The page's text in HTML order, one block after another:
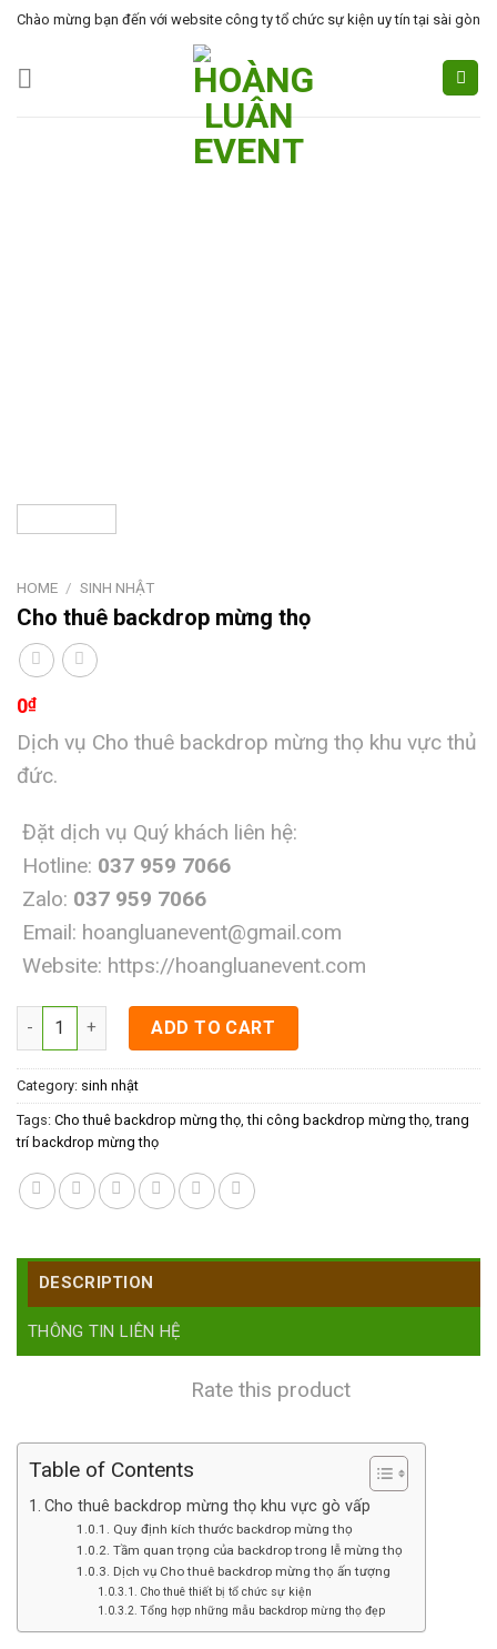
Skip
content
Chào mừng bạn đến với website công ty tổ chức sự kiện uy tín tại sài gòn
HOME / SINH NHẬT
Cho thuê backdrop mừng thọ
0₫
Dịch vụ Cho thuê backdrop mừng thọ khu vực thủ
đức.
Đặt dịch vụ Quý khách liên hệ:
Hotline: 037 959 7066
Zalo: 037 959 7066
Email: hoangluanevent@gmail.com
Website: https://hoangluanevent.com
Cho thuê backdrop mừng thọ quantity
ADD TO CART
Category: sinh nhật
Tags: Cho thuê backdrop mừng thọ ,thi công backdrop mừng thọ ,trang
trí backdrop mừng thọ
DESCRIPTION
THÔNG TIN LIÊN HỆ
Rate this product
Table of Contents
Cho thuê backdrop mừng thọ khu vực gò vấp
Quy định kích thước backdrop mừng thọ
Tầm quan trọng của backdrop trong lễ mừng thọ
Dịch vụ Cho thuê backdrop mừng thọ ấn tượng
Cho thuê thiết bị tổ chức sự kiện
Tổng hợp những mẫu backdrop mừng thọ đẹp